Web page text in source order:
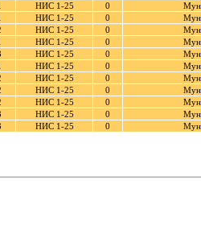
НИС 1-25 0
НИС 1-25 0
НИС 1-25 0
НИС 1-25 0
НИС 1-25 0
НИС 1-25 0
НИС 1-25 0
НИС 1-25 0
НИС 1-25 0
НИС 1-25 0
НИС 1-25 0